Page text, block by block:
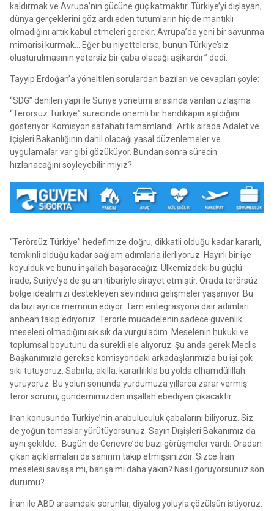
kaldırmak ve Avrupa’nın gücüne güç katmaktır. Türkiye’yi dışlayan,
dünya gerçeklerini göz ardı eden tutumların hiç de mantıklı
olmadığını artık kabul etmeleri gerekir. Avrupa’da yeni bir savunma
mimarisi kurmak… Eğer bu niyettelerse, bunun Türkiye’siz
oluşturulmasının yetersiz bir çaba olacağı aşikardır.” dedi.
Tayyip Erdoğan’a yöneltilen sorulardan bazıları ve cevapları şöyle:
“SDG” denilen yapı ile Suriye yönetimi arasında varılan uzlaşma
“Terörsüz Türkiye” sürecinde önemli bir handikapın aşıldığını
gösteriyor. Komisyon safahatı tamamlandı. Artık sırada Adalet ve
İçişleri Bakanlığının dahil olacağı yasal düzenlemeler ve
uygulamalar var gibi gözüküyor. Bundan sonra sürecin
hızlanacağını söyleyebilir miyiz?
“Terörsüz Türkiye” hedefimize doğru, dikkatli olduğu kadar kararlı,
temkinli olduğu kadar sağlam adımlarla ilerliyoruz. Hayırlı bir işe
koyulduk ve bunu inşallah başaracağız. Ülkemizdeki bu güçlü
irade, Suriye’ye de şu an itibariyle sirayet etmiştir. Orada terörsüz
bölge idealimizi destekleyen sevindirici gelişmeler yaşanıyor. Bu
da bizi ayrıca memnun ediyor. Tam entegrasyona dair adımları
anbean takip ediyoruz. Terörle mücadelenin sadece güvenlik
meselesi olmadığını sık sık da vurguladım. Meselenin hukuki ve
toplumsal boyutunu da sürekli ele alıyoruz. Şu anda gerek Meclis
Başkanımızla gerekse komisyondaki arkadaşlarımızla bu işi çok
sıkı tutuyoruz. Sabırla, akılla, kararlılıkla bu yolda elhamdülillah
yürüyoruz. Bu yolun sonunda yurdumuza yıllarca zarar vermiş
terör sorunu, gündemimizden inşallah ebediyen çıkacaktır.
İran konusunda Türkiye’nin arabuluculuk çabalarını biliyoruz. Siz
de yoğun temaslar yürütüyorsunuz. Sayın Dışişleri Bakanımız da
aynı şekilde… Bugün de Cenevre’de bazı görüşmeler vardı. Oradan
çıkan açıklamaları da sanırım takip etmişsinizdir. Sizce İran
meselesi savaşa mı, barışa mı daha yakın? Nasıl görüyorsunuz son
durumu?
İran ile ABD arasındaki sorunlar, diyalog yoluyla çözülsün istiyoruz.